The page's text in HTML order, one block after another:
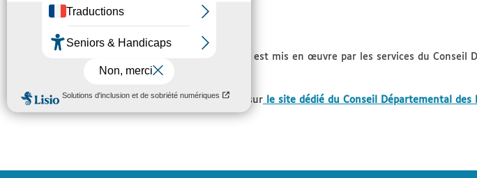
Le transport scolaire au titre du handicap est mis en œuvre par les services du
l’établissement scolaire.
Pour déposer une demande, je me rends sur le site dédié du Conseil Départemental des